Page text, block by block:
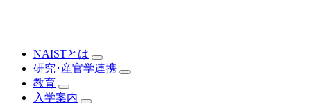
NAISTとは
研究･産官学連携
教育
入学案内